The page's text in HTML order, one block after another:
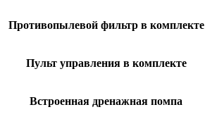
Противопылевой фильтр в комплекте
Пульт управления в комплекте
Встроенная дренажная помпа